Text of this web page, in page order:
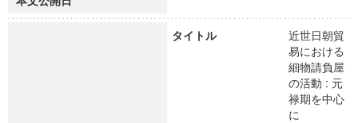
タイトル
近世日朝貿
易における
細物請負屋
の活動 : 元
禄期を中心
に